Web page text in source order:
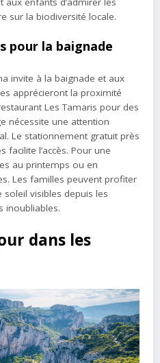
sur la biodiversité locale.
pour la baignade
invite à la baignade et aux
apprécieront la proximité
Les Tamaris pour des
nécessite une attention
Le stationnement gratuit près
facilite l’accès. Pour une
au printemps ou en
Les familles peuvent profiter
visibles depuis les
inoubliables.
dans les